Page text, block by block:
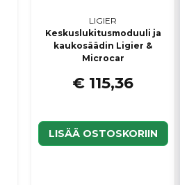
LIGIER
Keskuslukitusmoduuli ja
kaukosäädin Ligier &
Microcar
€ 115,36
LISÄÄ OSTOSKORIIN